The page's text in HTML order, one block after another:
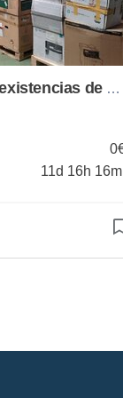
Subasta de lote de existencias de material informático, impresión y consumibles en Sevilla
11d 16h 16m